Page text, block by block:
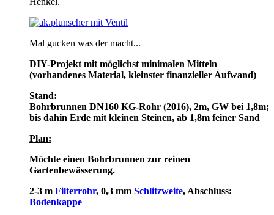
Mal gucken was der macht...
DIY-Projekt mit möglichst minimalen Mitteln
(vorhandenes Material, kleinster finanzieller Aufwand)
Stand:
Bohrbrunnen DN160 KG-Rohr (2016), 2m, GW bei 1,8m;
bis dahin Erde mit kleinen Steinen, ab 1,8m feiner Sand
Plan:
Möchte einen Bohrbrunnen zur reinen
Gartenbewässerung.
2-3 m Filterrohr, 0,3 mm Schlitzweite, Abschluss:
Bodenkappe